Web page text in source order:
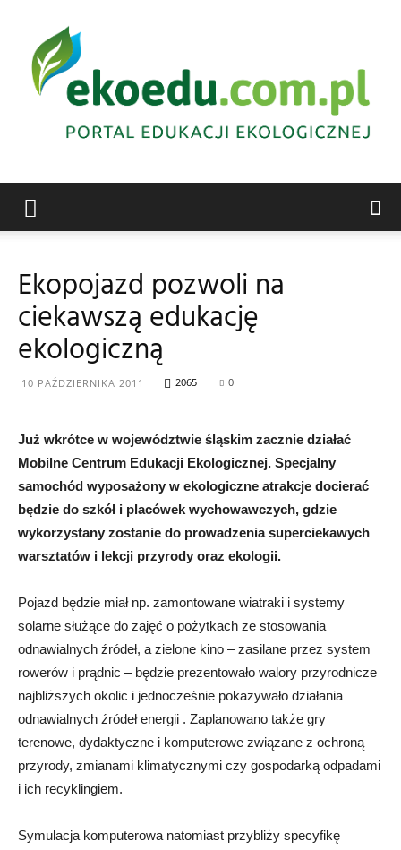
ekologiczna
Abrys
Ekopojazd pozwoli na
ciekawszą edukację
ekologiczną
10 PAŹDZIERNIKA 2011 2065 0
Już wkrótce w województwie śląskim zacznie działać
Mobilne Centrum Edukacji Ekologicznej. Specjalny
samochód wyposażony w ekologiczne atrakcje docierać
będzie do szkół i placówek wychowawczych, gdzie
wykorzystany zostanie do prowadzenia superciekawych
warsztatów i lekcji przyrody oraz ekologii.
Pojazd będzie miał np. zamontowane wiatraki i systemy
solarne służące do zajęć o pożytkach ze stosowania
odnawialnych źródeł, a zielone kino – zasilane przez system
rowerów i prądnic – będzie prezentowało walory przyrodnicze
najbliższych okolic i jednocześnie pokazywało działania
odnawialnych źródeł energii . Zaplanowano także gry
terenowe, dydaktyczne i komputerowe związane z ochroną
przyrody, zmianami klimatycznymi czy gospodarką odpadami
i ich recyklingiem.
Symulacja komputerowa natomiast przybliży specyfikę